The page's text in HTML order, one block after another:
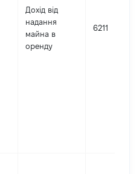
Дохід від
надання
майна в
оренду
6211